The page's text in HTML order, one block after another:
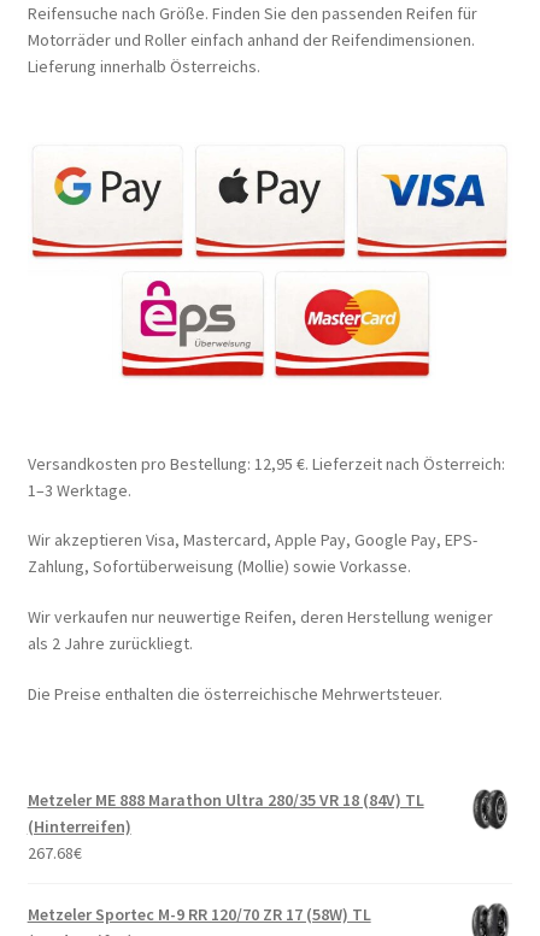
Reifensuche nach Größe. Finden Sie den passenden Reifen für
Motorräder und Roller einfach anhand der Reifendimensionen.
Lieferung innerhalb Österreichs.
Versandkosten pro Bestellung: 12,95 €. Lieferzeit nach Österreich:
1–3 Werktage.
Wir akzeptieren Visa, Mastercard, Apple Pay, Google Pay, EPS-
Zahlung, Sofortüberweisung (Mollie) sowie Vorkasse.
Wir verkaufen nur neuwertige Reifen, deren Herstellung weniger
als 2 Jahre zurückliegt.
Die Preise enthalten die österreichische Mehrwertsteuer.
Metzeler ME 888 Marathon Ultra 280/35 VR 18 (84V) TL
(Hinterreifen)
267.68€
Metzeler Sportec M-9 RR 120/70 ZR 17 (58W) TL